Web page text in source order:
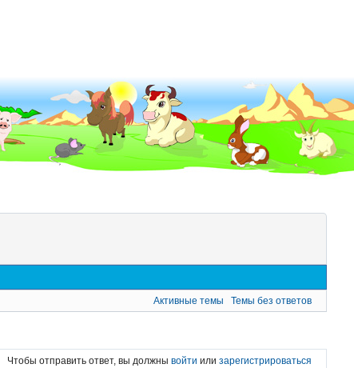
Активные темы Темы без ответов
Чтобы отправить ответ, вы должнывойти илизарегистрироваться